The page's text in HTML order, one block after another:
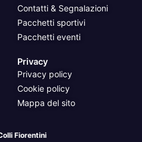
Contatti & Segnalazioni
Pacchetti sportivi
Pacchetti eventi
Privacy
Privacy policy
Cookie policy
Mappa del sito
Fiorentini